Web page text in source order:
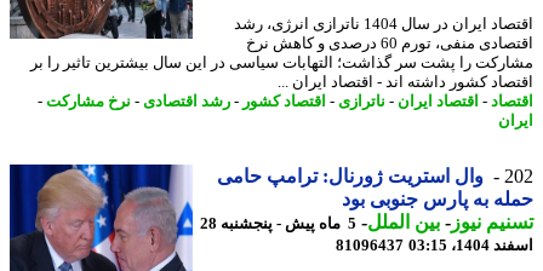
اقتصاد ایران در سال 1404 ناترازی انرژی، رشد
اقتصادی منفی، تورم 60 درصدی و کاهش نرخ
را پشت سر گذاشت؛ التهابات سیاسی در این سال بیشترین تاثیر را بر
کشور داشته اند - اقتصاد ایران ...
-اقتصاد ایران - ناترازی - اقتصاد کشور-رشد اقتصادی-نرخ مشارکت-
وال استریت ژورنال: ترامپ حامی
به پارس جنوبی بود
نیوز-بین الملل-
5 ماه پیش - پنجشنبه 28
03:15
81096437